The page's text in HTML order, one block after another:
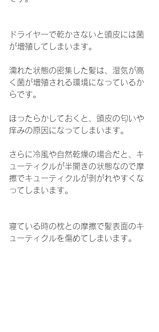
ドライヤーで乾かさないと頭皮には菌
が増殖してしまいます。
濡れた状態の密集した髪は、湿気が高
く菌が増殖される環境になっているか
らです。
ほったらかしておくと、頭皮の匂いや
痒みの原因になってしまいます。
さらに冷風や自然乾燥の場合だと、キ
ューティクルが半開きの状態なので摩
擦でキューティクルが剥がれやすくな
ってしまいます。
寝ている時の枕との摩擦で髪表面のキ
ューティクルを傷めてしまいます。